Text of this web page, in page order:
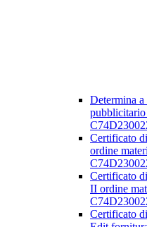
Determina a
Certificato
ordine
Certificato
II ordine
Certificato